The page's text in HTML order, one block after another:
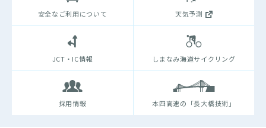
安全なご利用について 天気予測
JCT・IC情報 しまなみ海道サイクリング
採用情報 本四高速の「長大橋技術」